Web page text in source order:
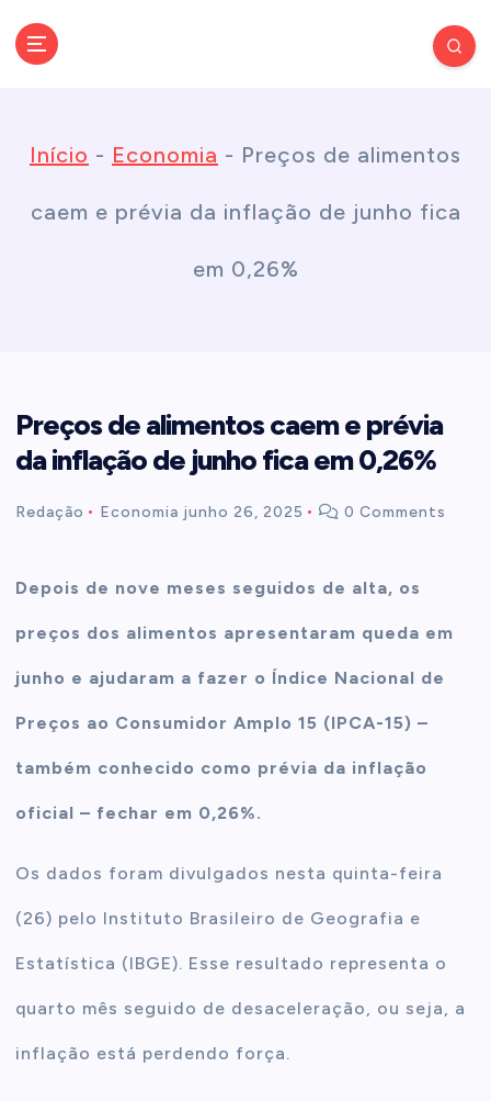
Início - Economia - Preços de alimentos
caem e prévia da inflação de junho fica
em 0,26%
Preços de alimentos caem e prévia
da inflação de junho fica em 0,26%
Redação Economia junho 26, 2025 0 Comments
Depois de nove meses seguidos de alta, os
preços dos alimentos apresentaram queda em
junho e ajudaram a fazer o Índice Nacional de
Preços ao Consumidor Amplo 15 (IPCA-15) –
também conhecido como prévia da inflação
oficial – fechar em 0,26%.
Os dados foram divulgados nesta quinta-feira
(26) pelo Instituto Brasileiro de Geografia e
Estatística (IBGE). Esse resultado representa o
quarto mês seguido de desaceleração, ou seja, a
inflação está perdendo força.